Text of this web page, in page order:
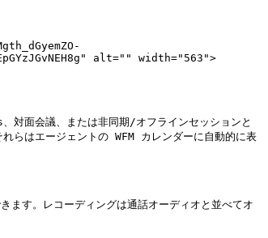
alt="" width="563">
対面会議、または非同期/オフラインセッションと
らはエージェントの WFM カレンダーに自動的に表
す。レコーディングは通話オーディオと並べてオ